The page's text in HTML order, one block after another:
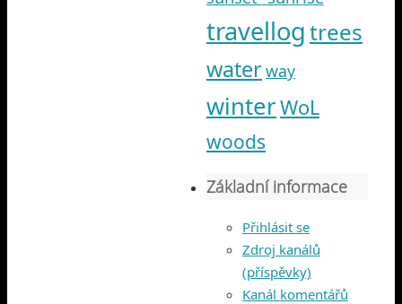
travellogtrees
waterway
winterWoL
woods
Základní informace
Přihlásit se
Zdroj kanálů
(příspěvky)
Kanál komentářů